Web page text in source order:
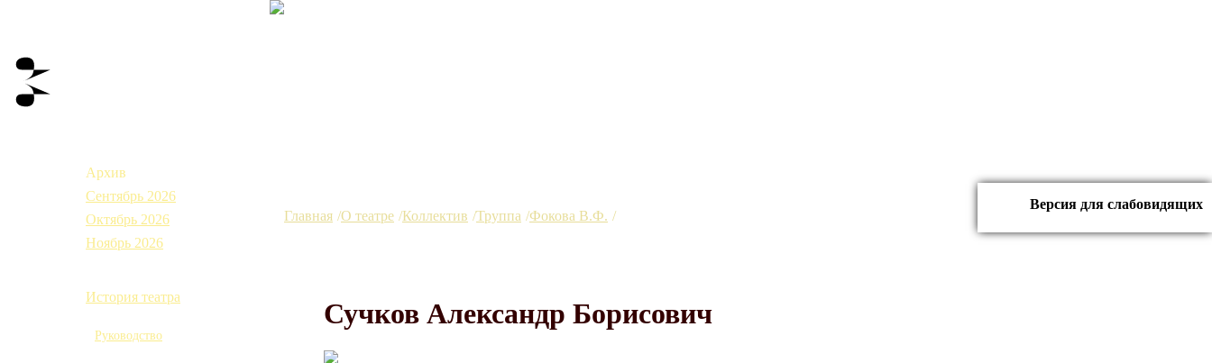
Архив
Сентябрь 2026
Октябрь 2026
Ноябрь 2026
История театра
Руководство
Главная О театре Коллектив Труппа Фокова В.Ф. Сучков Александр Борисович
Сучков Александр Борисович
Версия для слабовидящих